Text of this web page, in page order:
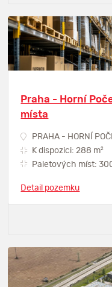
Praha - Horní
místa
PRAHA - HORNÍ
K dispozici: 288 m2
Paletových míst:
Detail pozemku